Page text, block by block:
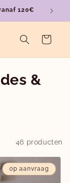
120€
Winkelwagen
&
46 producten
op aanvraag